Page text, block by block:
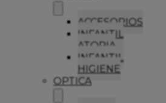
ACCESORIOS
INFANTIL
ATOPIA
INFANTIL
HIGIENE
OPTICA